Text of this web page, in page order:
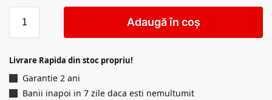
Adaugă în coș
Livrare Rapida din stoc propriu!
Garantie 2 ani
Banii inapoi in 7 zile daca esti nemultumit